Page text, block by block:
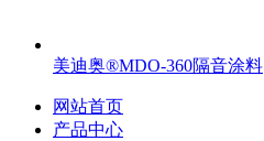
美迪奥®MDO-360隔音涂料
网站首页
产品中心